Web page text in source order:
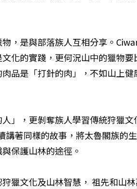
，是與部落族人互相分享。
化的實踐，更何況山中的獵物要
品是「打針的肉」，不如山上健
」，更剝奪族人學習傳統狩獵文
著同樣的故事，將太魯閣族的
保護山林的途徑。
獵文化及山林智慧， 祖先和山